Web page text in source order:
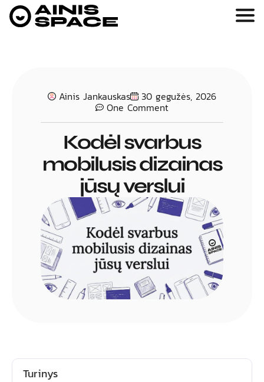
Ainis Jankauskas 30 gegužės, 2026
One Comment
Kodėl svarbus
mobilusis dizainas
jūsų verslui
Turinys